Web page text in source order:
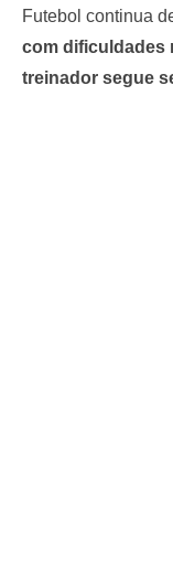
Futebol continua
com dificuldades
treinador segue